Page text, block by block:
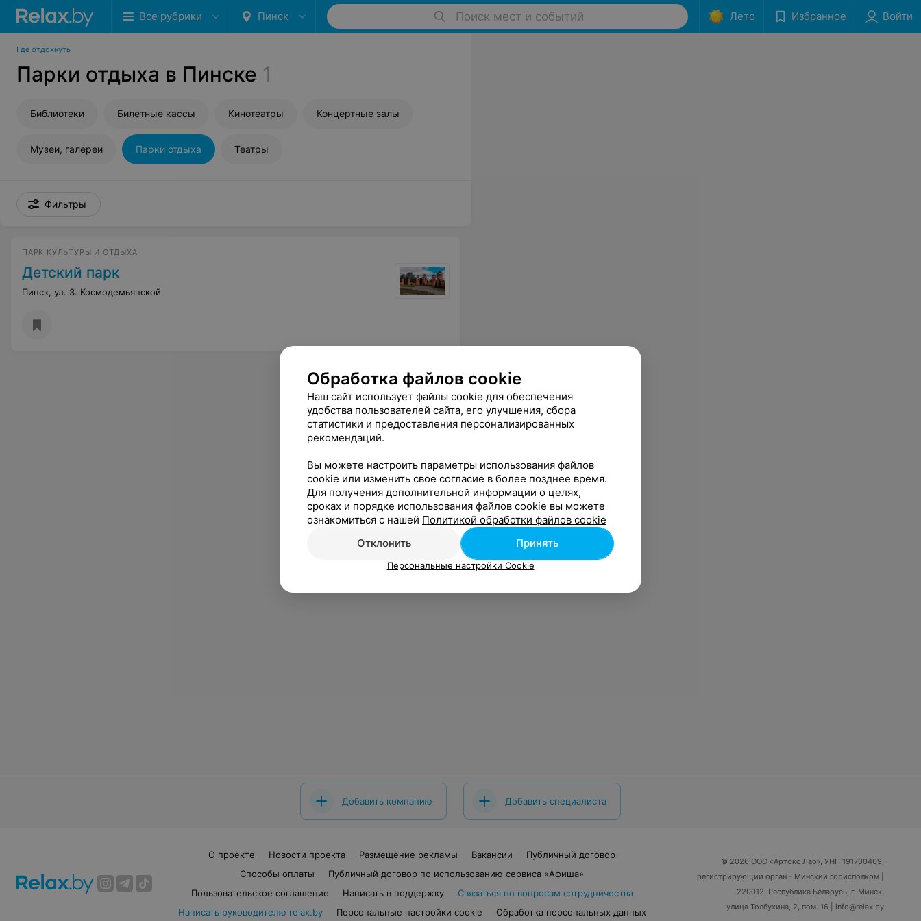
Все рубрики Пинск Поиск мест и событий Лето Избранное Войти
Где отдохнуть
Парки отдыха в Пинске 1
Библиотеки Билетные кассы Кинотеатры Концертные залы
Музеи, галереи Парки отдыха Театры
Фильтры
ПАРК КУЛЬТУРЫ И ОТДЫХА
Детский парк
Пинск, ул. З. Космодемьянской
Добавить компанию Добавить специалиста
О проекте Новости проекта Размещение рекламы Вакансии
Публичный договор
Способы оплаты
Публичный договор по использованию сервиса «Афиша»
Пользовательское соглашение
Написать в поддержку
Связаться по вопросам сотрудничества
Написать руководителю relax.by
Персональные настройки cookie Обработка персональных данных
© 2026 ООО «Артокс Лаб», УНП 191700409,
регистрирующий орган - Минский горисполком
220012, Республика Беларусь, г. Минск,
улица Толбухина, 2, пом. 16 | info@relax.by
Обработка файлов cookie
Наш сайт использует файлы cookie для обеспечения
удобства пользователей сайта, его улучшения, сбора
статистики и предоставления персонализированных
рекомендаций.
Вы можете настроить параметры использования файлов
cookie или изменить свое согласие в более позднее время.
Для получения дополнительной информации о целях,
сроках и порядке использования файлов cookie вы можете
ознакомиться с нашей Политикой обработки файлов cookie
Отклонить
Принять
Персональные настройки Cookie